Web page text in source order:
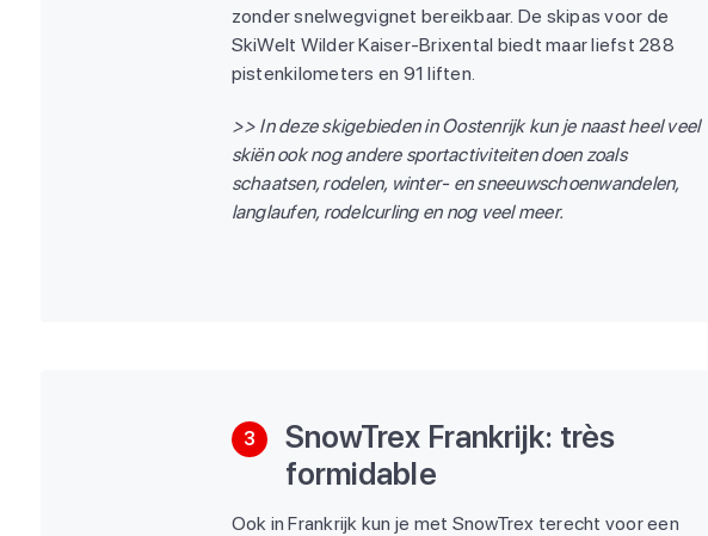
zonder snelwegvignet bereikbaar. De skipas voor de
SkiWelt Wilder Kaiser-Brixental biedt maar liefst 288
pistenkilometers en 91 liften.
>> In deze skigebieden in Oostenrijk kun je naast heel veel
skiën ook nog andere sportactiviteiten doen zoals
schaatsen, rodelen, winter- en sneeuwschoenwandelen,
langlaufen, rodelcurling en nog veel meer.
3
SnowTrex Frankrijk: très
formidable
Ook in Frankrijk kun je met SnowTrex terecht voor een